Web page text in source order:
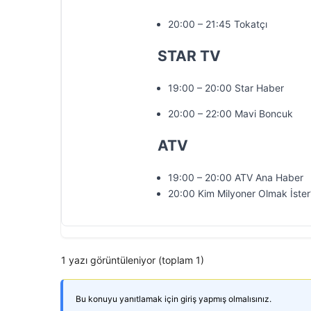
20:00 – 21:45 Tokatçı
STAR TV
19:00 – 20:00 Star Haber
20:00 – 22:00 Mavi Boncuk
ATV
19:00 – 20:00 ATV Ana Haber
20:00 Kim Milyoner Olmak
1 yazı görüntüleniyor (toplam 1)
Bu konuyu yanıtlamak için giriş yapmış olmalısınız.